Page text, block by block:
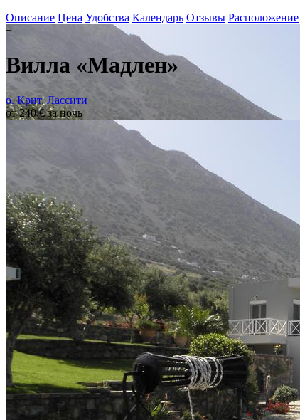
Описание Цена Удобства Календарь Отзывы Расположение
+
Вилла «Мадлен»
о. Крит,Лассити
от 240 € за ночь